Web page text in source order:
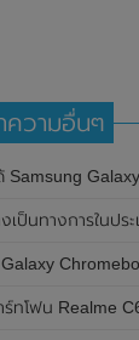
ความอื่นๆ
Z Flip 6 อาจมีแบตเตอรี่ให
870 , ลำโพงคู่ , กล้องความละเอียดสูงสุด
2 มาพร้อมจอ QLED , แ
อย่างเป็นทางการในเวีย